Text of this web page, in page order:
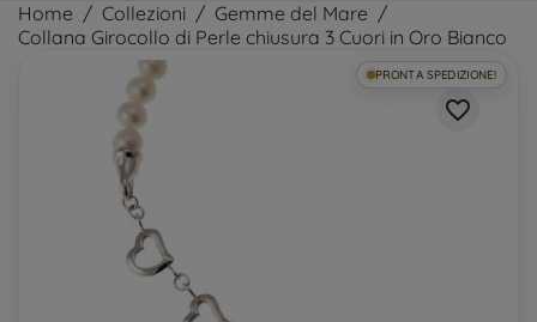
Home Collezioni
Gemme del Mare
Collana Girocollo di Perle chiusura 3 Cuori in Oro Bianco
PRONTA SPEDIZIONE!
favorite_border